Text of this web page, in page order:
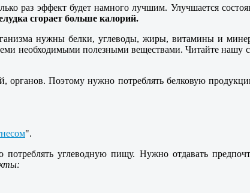
раз эффект будет намного лучшим. Улучшается
сгорает больше калорий.
нужны белки, углеводы, жиры, витамины и
необходимыми полезными веществами. Читайте нашу
органов. Поэтому нужно потреблять белковую
".
углеводную пищу. Нужно отдавать